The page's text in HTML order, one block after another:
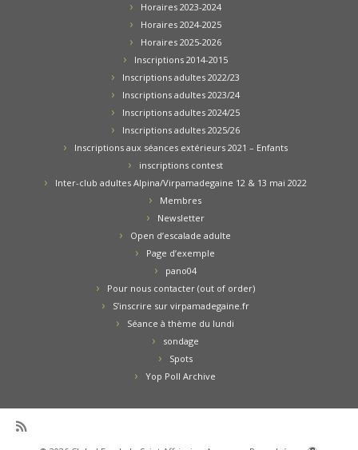
Horaires 2023-2024
Horaires 2024-2025
Horaires 2025-2026
Inscriptions 2014-2015
Inscriptions adultes 2022/23
Inscriptions adultes 2023/24
Inscriptions adultes 2024/25
Inscriptions adultes 2025/26
Inscriptions aux séances extérieurs 2021 – Enfants
inscriptions contest
Inter-club adultes Alpina/Virpamadegaine 12 & 13 mai 2022
Membres
Newsletter
Open d’escalade adulte
Page d’exemple
pano04
Pour nous contacter (out of order)
S’inscrire sur virpamadegaine.fr
Séance à thème du lundi
sondage
Spots
Yop Poll Archive